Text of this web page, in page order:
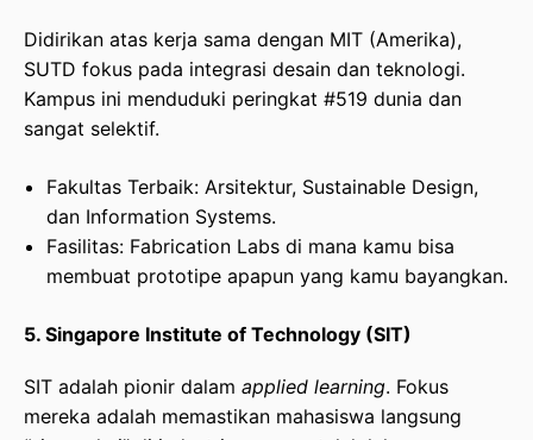
Didirikan atas kerja sama dengan MIT (Amerika),
SUTD fokus pada integrasi desain dan teknologi.
Kampus ini menduduki peringkat #519 dunia dan
sangat selektif.
Fakultas Terbaik: Arsitektur, Sustainable Design,
dan Information Systems.
Fasilitas: Fabrication Labs di mana kamu bisa
membuat prototipe apapun yang kamu bayangkan.
5. Singapore Institute of Technology (SIT)
SIT adalah pionir dalam applied learning. Fokus
mereka adalah memastikan mahasiswa langsung